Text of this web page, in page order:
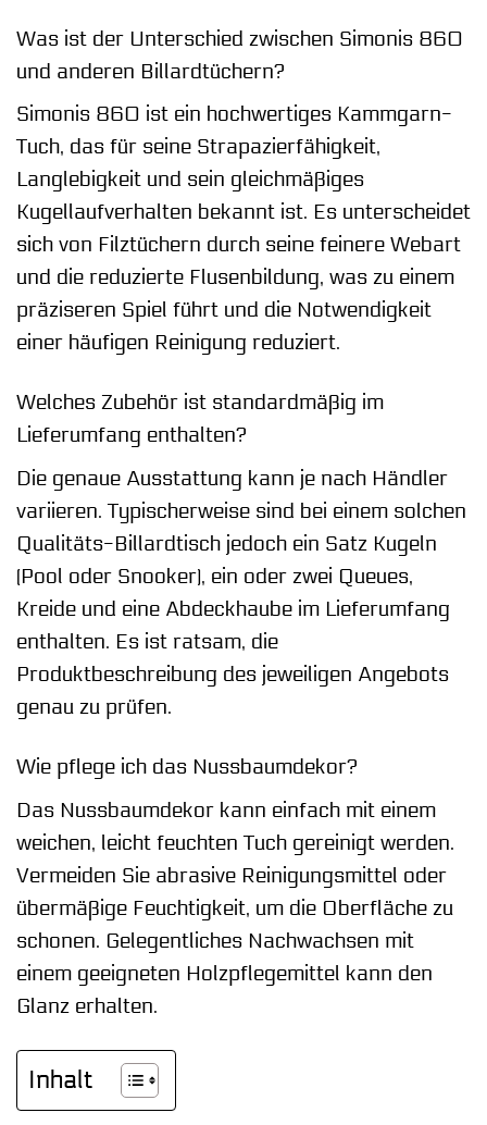
Was ist der Unterschied zwischen Simonis 860
und anderen Billardtüchern?
Simonis 860 ist ein hochwertiges Kammgarn-
Tuch, das für seine Strapazierfähigkeit,
Langlebigkeit und sein gleichmäßiges
Kugellaufverhalten bekannt ist. Es unterscheidet
sich von Filztüchern durch seine feinere Webart
und die reduzierte Flusenbildung, was zu einem
präziseren Spiel führt und die Notwendigkeit
einer häufigen Reinigung reduziert.
Welches Zubehör ist standardmäßig im
Lieferumfang enthalten?
Die genaue Ausstattung kann je nach Händler
variieren. Typischerweise sind bei einem solchen
Qualitäts-Billardtisch jedoch ein Satz Kugeln
(Pool oder Snooker), ein oder zwei Queues,
Kreide und eine Abdeckhaube im Lieferumfang
enthalten. Es ist ratsam, die
Produktbeschreibung des jeweiligen Angebots
genau zu prüfen.
Wie pflege ich das Nussbaumdekor?
Das Nussbaumdekor kann einfach mit einem
weichen, leicht feuchten Tuch gereinigt werden.
Vermeiden Sie abrasive Reinigungsmittel oder
übermäßige Feuchtigkeit, um die Oberfläche zu
schonen. Gelegentliches Nachwachsen mit
einem geeigneten Holzpflegemittel kann den
Glanz erhalten.
Inhalt